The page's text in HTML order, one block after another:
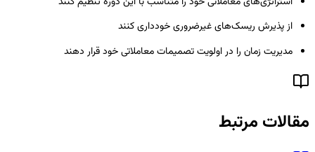
از پذیرش ریسک‌های غیرضروری خودداری کنند
مدیریت زمان را در اولویت تصمیمات معاملاتی خود قرار دهند
مقالات مرتبط